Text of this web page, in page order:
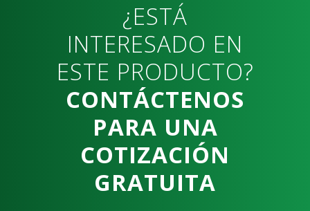
¿ESTÁ
INTERESADO EN
ESTE PRODUCTO?
CONTÁCTENOS
PARA UNA
COTIZACIÓN
GRATUITA